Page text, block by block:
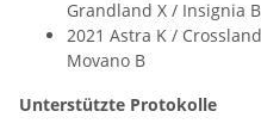
Grandland X / Insignia
2021 Astra K /
Movano B
Unterstützte Protokolle